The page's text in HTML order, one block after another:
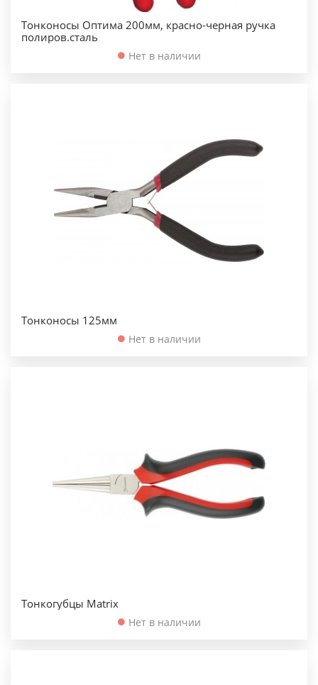
Тонконосы Оптима 200мм, красно-черная ручка
полиров.сталь
Нет в наличии
Тонконосы 125мм
Нет в наличии
Тонкогубцы Matrix
Нет в наличии